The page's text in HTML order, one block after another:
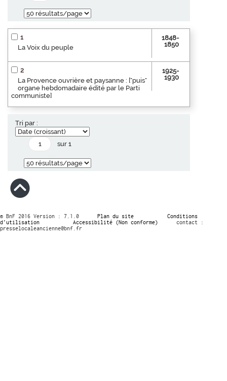
1
La Voix du peuple
1848-
1850
2
La Provence ouvrière et paysanne : ["puis"
organe hebdomadaire édité par le Parti
communiste]
1925-
1930
Tri par :
sur 1
© BnF 2016 Version : 7.1.0 Plan du site
Conditions
d’utilisation
Accessibilité (Non conforme)
contact :
presselocaleancienne@bnf.fr